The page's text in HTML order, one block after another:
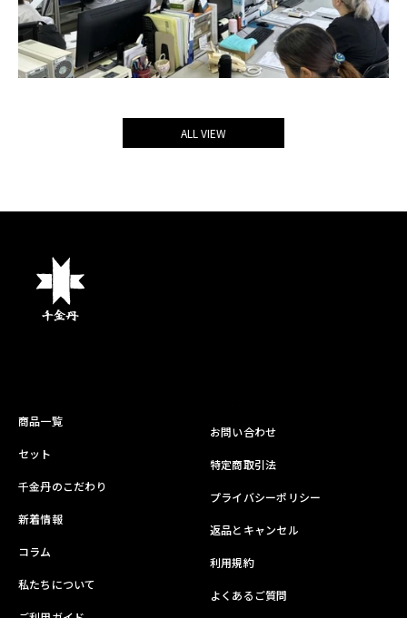
ALL VIEW
商品一覧
セット
千金丹のこだわり
新着情報
コラム
私たちについて
お問い合わせ
特定商取引法
プライバシーポリシー
返品とキャンセル
利用規約
よくあるご質問